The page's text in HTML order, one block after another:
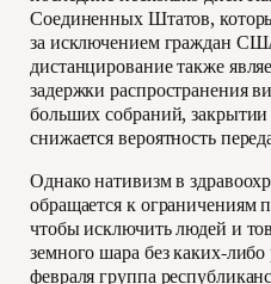
Соединенных Штатов,
за исключением граждан
дистанцирование также
задержки распространения
больших собраний,
снижается вероятность
Однако нативизм в
обращается к ограничениям
чтобы исключить людей и
земного шара без каких-
февраля группа